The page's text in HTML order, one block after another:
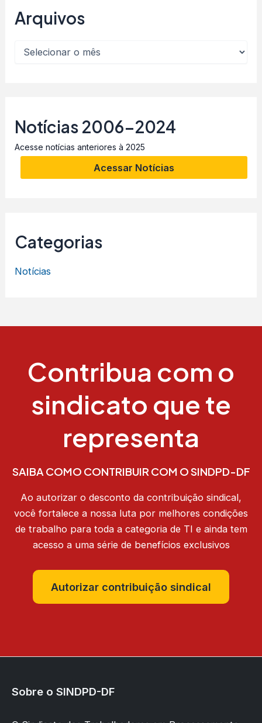
Arquivos
Notícias 2006-2024
Acesse notícias anteriores à 2025
Acessar Notícias
Categorias
Notícias
Contribua com o
sindicato que te
representa
SAIBA COMO CONTRIBUIR COM O SINDPD-DF
Ao autorizar o desconto da contribuição sindical,
você fortalece a nossa luta por melhores condições
de trabalho para toda a categoria de TI e ainda tem
acesso a uma série de benefícios exclusivos
Autorizar contribuição sindical
Sobre o SINDPD-DF